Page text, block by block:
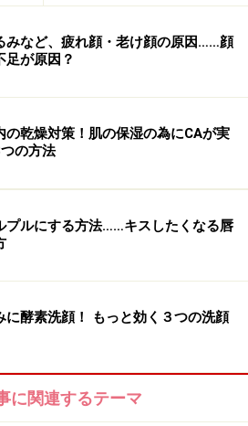
ソープで老化ダメージを
ケア石けん
ン ソープ
か月分）／3200円(税込)
アの「プレステージ エイジング
チに最良なポリフェノール「濃縮
みなど、疲れ顔・老け顔の原因……顔
足が原因？
の乾燥対策！肌の保湿の為にCAが実
の方法
プルにする方法……キスしたくなる唇
に酵素洗顔！ もっと効く３つの洗顔
に関連するテーマ